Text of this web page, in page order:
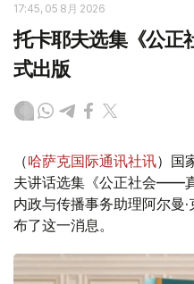
17:45, 05 8月 2026
托卡耶夫选集《公
式出版
（哈萨克国际通讯社讯）国
夫讲话选集《公正社会——
内政与传播事务助理阿尔曼
布了这一消息。